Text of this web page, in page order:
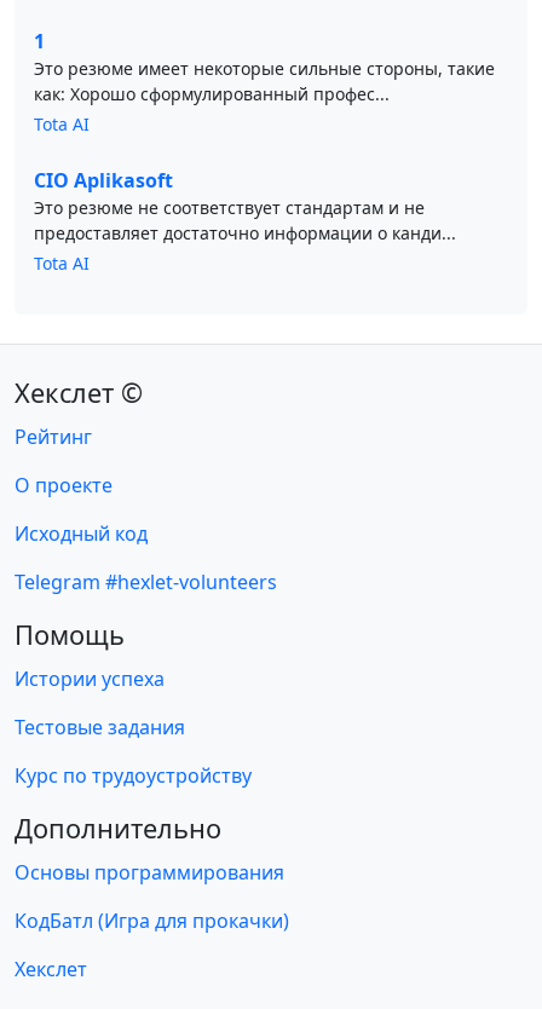
1
Это резюме имеет некоторые сильные стороны, такие
как: Хорошо сформулированный профес...
Tota AI
CIO Aplikasoft
Это резюме не соответствует стандартам и не
предоставляет достаточно информации о канди...
Tota AI
Хекслет ©
Рейтинг
О проекте
Исходный код
Telegram #hexlet-volunteers
Помощь
Истории успеха
Тестовые задания
Курс по трудоустройству
Дополнительно
Основы программирования
КодБатл (Игра для прокачки)
Хекслет